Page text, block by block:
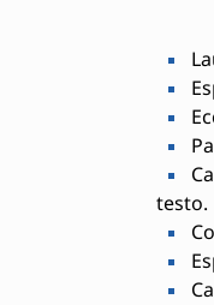
testo.